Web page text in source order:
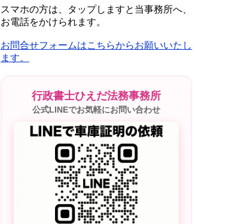
スマホの方は、タップしますと当事務所へ、
お電話をかけられます。
お問合せフォームはこちらからお願いいたし
ます。
行政書士ひえだ法務事務所
公式LINEでお気軽にお問い合わせ